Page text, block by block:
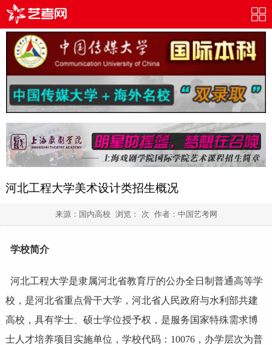
河北工程大学美术设计类招生概况
来源：国内高校 浏览： 次 作者： 中国艺考网
学校简介
河北工程大学是隶属河北省教育厅的公办全日制普通高等学
校，是河北省重点骨干大学，河北省人民政府与水利部共建
高校，具有学士、硕士学位授予权，是服务国家特殊需求博
士人才培养项目实施单位，学校代码：10076，办学层次为普